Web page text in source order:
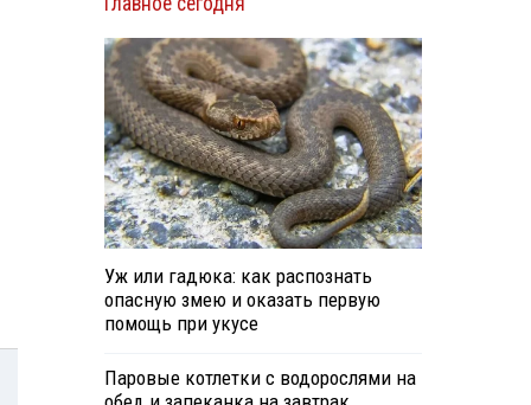
Уж или гадюка: как распознать
опасную змею и оказать первую
помощь при укусе
Паровые котлетки с водорослями на